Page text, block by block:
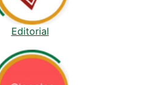
Editorial